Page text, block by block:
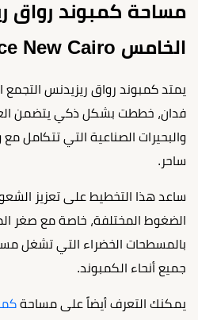
مساحة كمبوند رواق
الخامس Rewaq Residence New Cairo
فدان، خططت بشكل ذكي يتضمن
والبحيرات الصناعية التي تتكامل
ساحر.
ساعد هذا التخطيط على تعزيز
الضغوط المختلفة، خاصة مع صغر
بالمسطحات الخضراء التي تشغل
جميع أنحاء الكمبوند.
يمكنك التعرف أيضاً على مساحة